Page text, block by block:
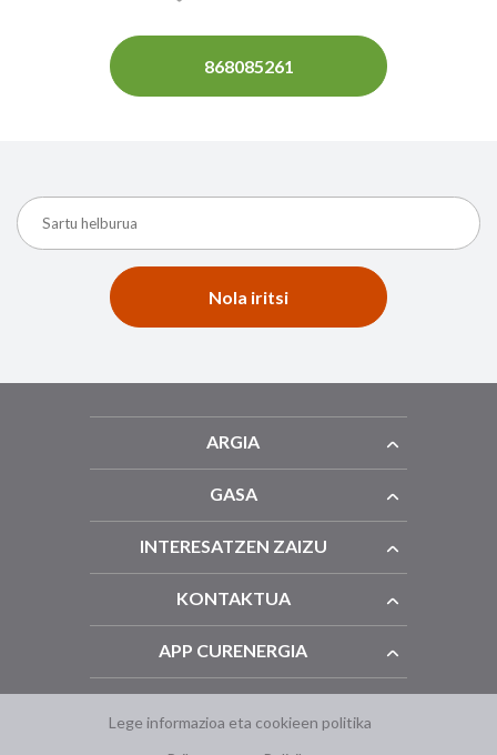
868085261
Nola iritsi
ARGIA
GASA
INTERESATZEN ZAIZU
KONTAKTUA
APP CURENERGIA
Lege informazioa eta cookieen politika